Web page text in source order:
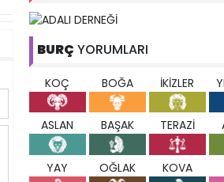
BURÇ YORUMLARI
KOÇ BOĞA İKİZLER
ASLAN BAŞAK TERAZİ
YAY OĞLAK KOVA